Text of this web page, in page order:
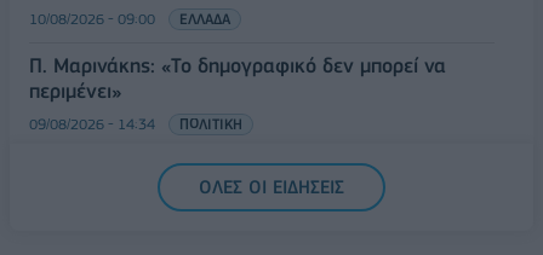
10/08/2026 - 09:00 ΕΛΛΑΔΑ
Π. Μαρινάκης: «Το δημογραφικό δεν μπορεί να
περιμένει»
09/08/2026 - 14:34 ΠΟΛΙΤΙΚΗ
ΟΛΕΣ ΟΙ ΕΙΔΗΣΕΙΣ